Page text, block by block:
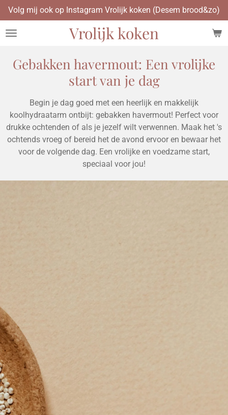
Ga
direct
naar
hoofdinhoud
Vrolijk koken
Volg mij ook op Instagram Vrolijk koken (Desem brood&zo)
Gebakken havermout: Een vrolijke
start van je dag
Begin je dag goed met een heerlijk en makkelijk
koolhydraatarm ontbijt: gebakken havermout! Perfect voor
drukke ochtenden of als je jezelf wilt verwennen. Maak het 's
ochtends vroeg of bereid het de avond ervoor en bewaar het
voor de volgende dag. Een vrolijke en voedzame start,
speciaal voor jou!